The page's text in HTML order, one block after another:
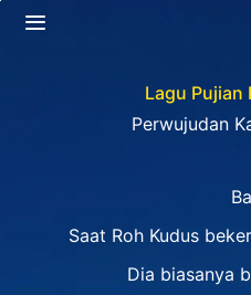
Lagu Pujian
Perwujudan
Saat Roh Kudus
Dia biasanya